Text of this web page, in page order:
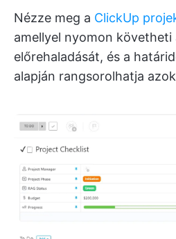
Nézze meg a ClickUp
amellyel nyomon követheti
előrehaladását, és a
alapján rangsorolhatja